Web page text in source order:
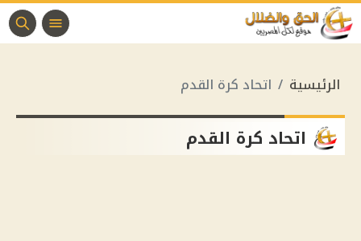
الرئيسية اتحاد كرة القدم
اتحاد كرة القدم